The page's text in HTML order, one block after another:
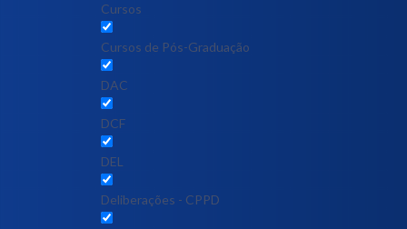
Cursos
Cursos de Pós-Graduação
DAC
DCF
DEL
Deliberações - CPPD